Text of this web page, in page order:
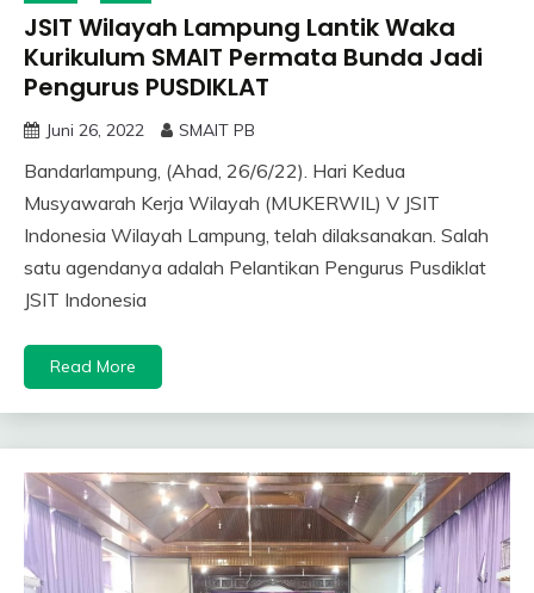
JSIT Wilayah Lampung Lantik Waka
Kurikulum SMAIT Permata Bunda Jadi
Pengurus PUSDIKLAT
Juni 26, 2022 SMAIT PB
Bandarlampung, (Ahad, 26/6/22). Hari Kedua
Musyawarah Kerja Wilayah (MUKERWIL) V JSIT
Indonesia Wilayah Lampung, telah dilaksanakan. Salah
satu agendanya adalah Pelantikan Pengurus Pusdiklat
JSIT Indonesia
Read More